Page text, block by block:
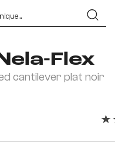
Flex
cantilever plat noir